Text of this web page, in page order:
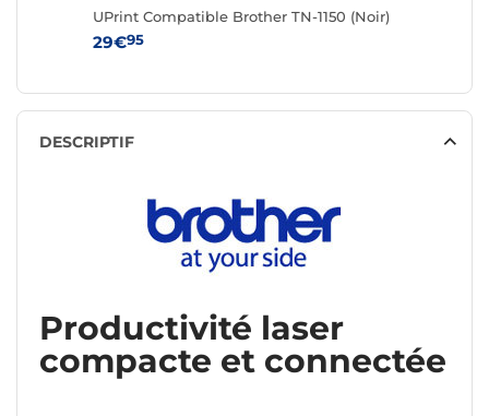
UPrint Compatible Brother TN-1150 (Noir)
29€95
DESCRIPTIF
Productivité laser
compacte et connectée